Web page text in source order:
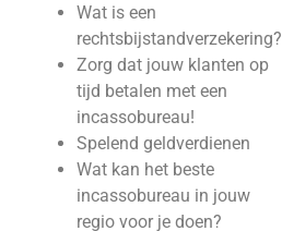
Wat is een
rechtsbijstandverzekering?
Zorg dat jouw klanten op
tijd betalen met een
incassobureau!
Spelend geldverdienen
Wat kan het beste
incassobureau in jouw
regio voor je doen?